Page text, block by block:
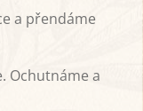
a přendáme
Ochutnáme a